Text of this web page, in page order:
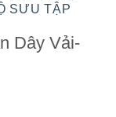
SƯU TẬP
Dây Vải-